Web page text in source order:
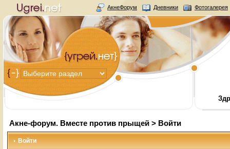
АкнеФорум Дневники Фотогалерея
Акне-форум. Вместе против прыщей > Войти
Войти